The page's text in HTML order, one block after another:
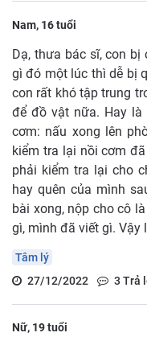
Nam, 16 tuổi
Dạ, thưa bác sĩ, con
gì đó một lúc thì dễ bị
con rất khó tập trung
để đồ vật nữa. Hay là
cơm: nấu xong lên
kiểm tra lại nồi cơm
phải kiểm tra lại cho
hay quên của mình
bài xong, nộp cho cô
gì, mình đã viết gì. Vậy
Tâm lý
27/12/2022
3 Trả
Nữ, 19 tuổi